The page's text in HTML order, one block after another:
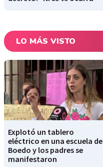
LO MÁS VISTO
Explotó un tablero
eléctrico en una escuela de
Boedo y los padres se
manifestaron